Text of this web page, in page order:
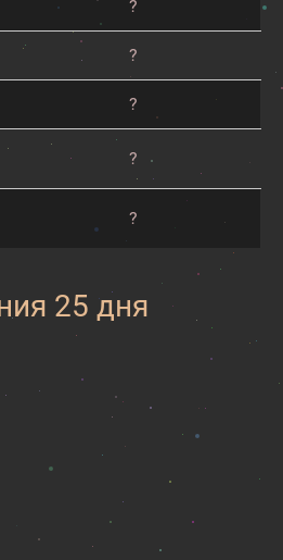
?
?
?
?
?
25 дня